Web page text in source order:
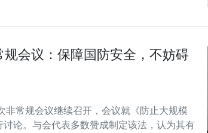
会议：保障国防安全，不妨碍
非常规会议继续召开，会议就《防止大规模
论。与会代表多数赞成制定该法，认为其有